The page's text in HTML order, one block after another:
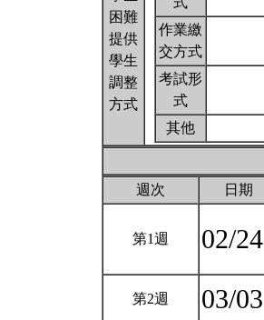
困難
提供
學生
調整
方式
作業繳
交方式
考試形
式
其他
週次 日期
第1週 02/24
第2週 03/03